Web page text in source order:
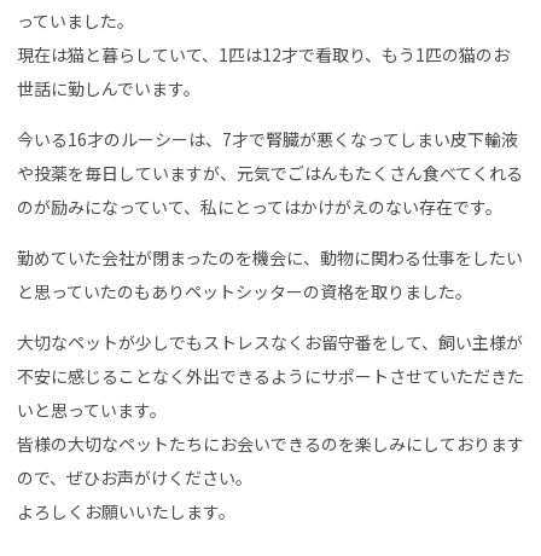
っていました。
現在は猫と暮らしていて、1匹は12才で看取り、もう1匹の猫のお
世話に勤しんでいます。
今いる16才のルーシーは、7才で腎臓が悪くなってしまい皮下輸液
や投薬を毎日していますが、元気でごはんもたくさん食べてくれる
のが励みになっていて、私にとってはかけがえのない存在です。
勤めていた会社が閉まったのを機会に、動物に関わる仕事をしたい
と思っていたのもありペットシッターの資格を取りました。
大切なペットが少しでもストレスなくお留守番をして、飼い主様が
不安に感じることなく外出できるようにサポートさせていただきた
いと思っています。
皆様の大切なペットたちにお会いできるのを楽しみにしております
ので、ぜひお声がけください。
よろしくお願いいたします。